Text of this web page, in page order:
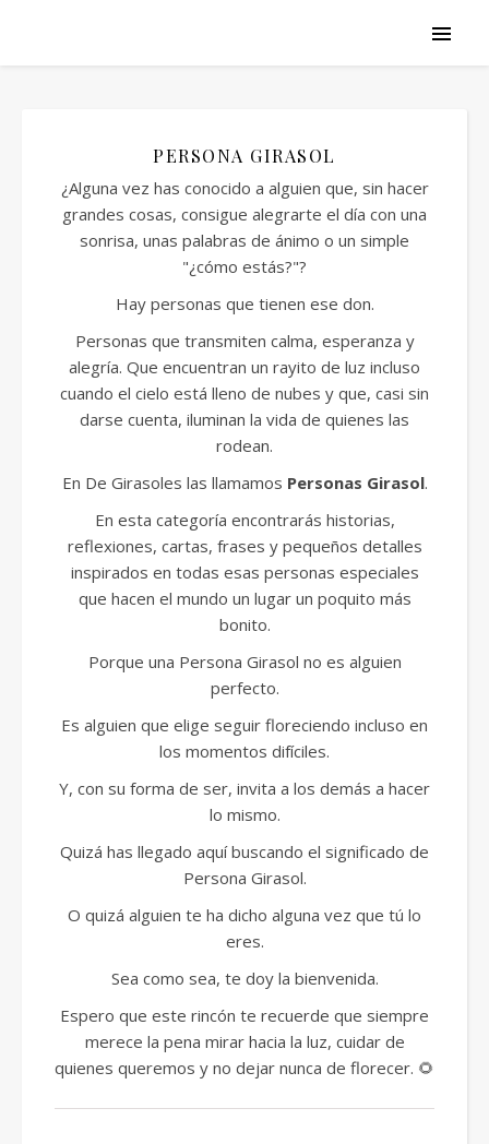
PERSONA GIRASOL
¿Alguna vez has conocido a alguien que, sin hacer
grandes cosas, consigue alegrarte el día con una
sonrisa, unas palabras de ánimo o un simple
"¿cómo estás?"?
Hay personas que tienen ese don.
Personas que transmiten calma, esperanza y
alegría. Que encuentran un rayito de luz incluso
cuando el cielo está lleno de nubes y que, casi sin
darse cuenta, iluminan la vida de quienes las
rodean.
En De Girasoles las llamamos Personas Girasol.
En esta categoría encontrarás historias,
reflexiones, cartas, frases y pequeños detalles
inspirados en todas esas personas especiales
que hacen el mundo un lugar un poquito más
bonito.
Porque una Persona Girasol no es alguien
perfecto.
Es alguien que elige seguir floreciendo incluso en
los momentos difíciles.
Y, con su forma de ser, invita a los demás a hacer
lo mismo.
Quizá has llegado aquí buscando el significado de
Persona Girasol.
O quizá alguien te ha dicho alguna vez que tú lo
eres.
Sea como sea, te doy la bienvenida.
Espero que este rincón te recuerde que siempre
merece la pena mirar hacia la luz, cuidar de
quienes queremos y no dejar nunca de florecer. 🌻